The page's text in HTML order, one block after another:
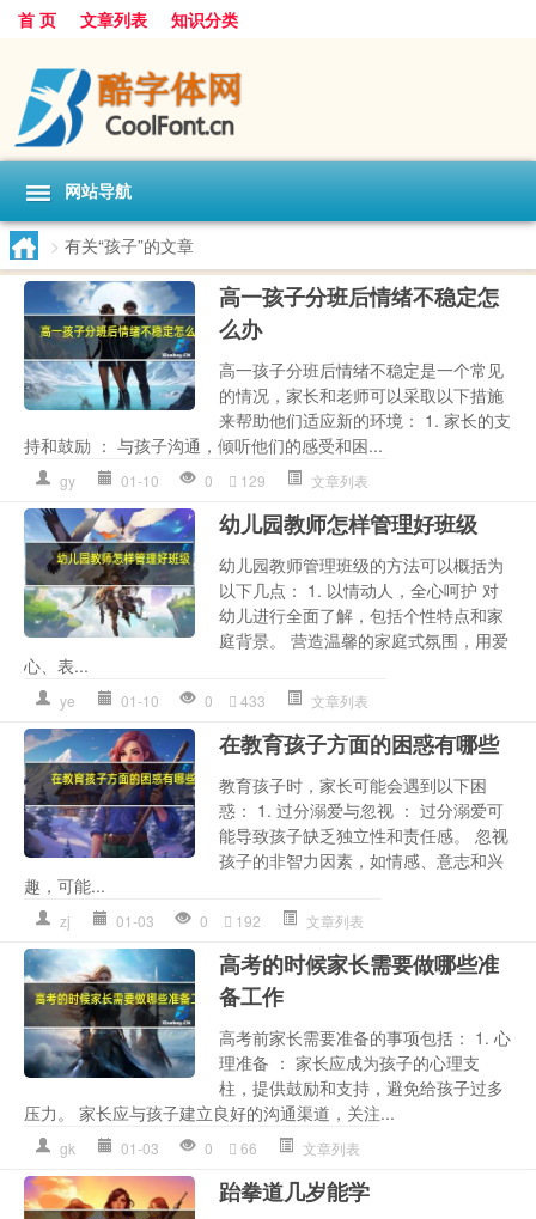
首 页 文章列表 知识分类
网站导航
> 有关“孩子”的文章
高一孩子分班后情绪不稳定怎
么办
高一孩子分班后情绪不稳定是一个常见
的情况，家长和老师可以采取以下措施
来帮助他们适应新的环境： 1. 家长的支
持和鼓励 ： 与孩子沟通，倾听他们的感受和困...
gy 01-10 0 129 文章列表
幼儿园教师怎样管理好班级
幼儿园教师管理班级的方法可以概括为
以下几点： 1. 以情动人，全心呵护 对
幼儿进行全面了解，包括个性特点和家
庭背景。 营造温馨的家庭式氛围，用爱
心、表...
ye 01-10 0 433 文章列表
在教育孩子方面的困惑有哪些
教育孩子时，家长可能会遇到以下困
惑： 1. 过分溺爱与忽视 ： 过分溺爱可
能导致孩子缺乏独立性和责任感。 忽视
孩子的非智力因素，如情感、意志和兴
趣，可能...
zj 01-03 0 192 文章列表
高考的时候家长需要做哪些准
备工作
高考前家长需要准备的事项包括： 1. 心
理准备 ： 家长应成为孩子的心理支
柱，提供鼓励和支持，避免给孩子过多
压力。 家长应与孩子建立良好的沟通渠道，关注...
gk 01-03 0 66 文章列表
跆拳道几岁能学